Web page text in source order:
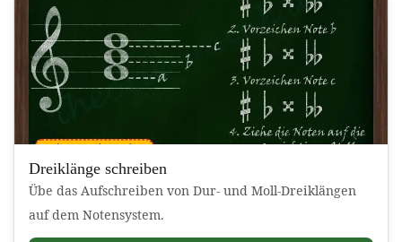
Dreiklänge schreiben
Übe das Aufschreiben von Dur- und Moll-Dreiklängen
auf dem Notensystem.